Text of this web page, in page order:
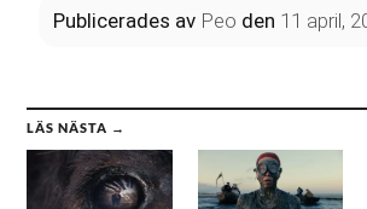
Publicerades av Peo den 11 april,
LÄS NÄSTA →